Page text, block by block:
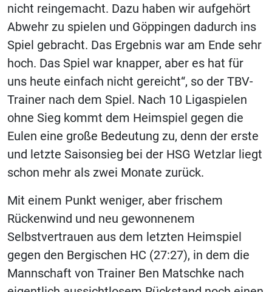
nicht reingemacht. Dazu haben wir aufgehört
Abwehr zu spielen und Göppingen dadurch ins
Spiel gebracht. Das Ergebnis war am Ende sehr
hoch. Das Spiel war knapper, aber es hat für
uns heute einfach nicht gereicht“, so der TBV-
Trainer nach dem Spiel. Nach 10 Ligaspielen
ohne Sieg kommt dem Heimspiel gegen die
Eulen eine große Bedeutung zu, denn der erste
und letzte Saisonsieg bei der HSG Wetzlar liegt
schon mehr als zwei Monate zurück.
Mit einem Punkt weniger, aber frischem
Rückenwind und neu gewonnenem
Selbstvertrauen aus dem letzten Heimspiel
gegen den Bergischen HC (27:27), in dem die
Mannschaft von Trainer Ben Matschke nach